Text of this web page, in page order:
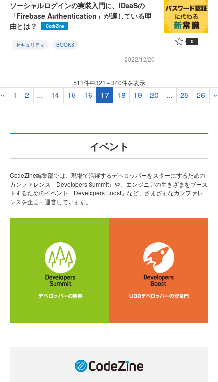
ソーシャルログインの実装入門に、IDaaSの
「Firebase Authentication」が適している理
由とは？
CodeZine
セキュリティ BOOKS
2022/12/20
0
511件中321～340件を表示
« 1 2 ... 14 15 16 17 18 19 20 ... 25 26 »
イベント
CodeZine編集部では、現場で活躍するデベロッパーをスターにするための
カンファレンス「Developers Summit」や、エンジニアの生きざまをブース
トするためのイベント「Developers Boost」など、さまざまなカンファレ
ンスを企画・運営しています。